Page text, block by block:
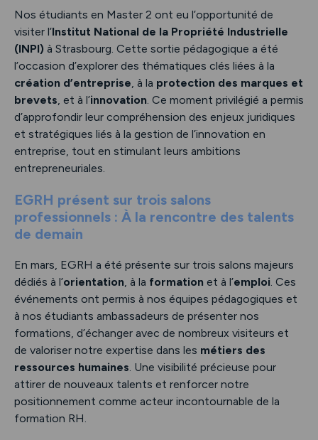
Nos étudiants en Master 2 ont eu l’opportunité de
visiter l’Institut National de la Propriété Industrielle
(INPI) à Strasbourg. Cette sortie pédagogique a été
l’occasion d’explorer des thématiques clés liées à la
création d’entreprise, à la protection des marques et
brevets, et à l’innovation. Ce moment privilégié a permis
d’approfondir leur compréhension des enjeux juridiques
et stratégiques liés à la gestion de l’innovation en
entreprise, tout en stimulant leurs ambitions
entrepreneuriales.
EGRH présent sur trois salons
professionnels : À la rencontre des talents
de demain
En mars, EGRH a été présente sur trois salons majeurs
dédiés à l’orientation, à la formation et à l’emploi. Ces
événements ont permis à nos équipes pédagogiques et
à nos étudiants ambassadeurs de présenter nos
formations, d’échanger avec de nombreux visiteurs et
de valoriser notre expertise dans les métiers des
ressources humaines. Une visibilité précieuse pour
attirer de nouveaux talents et renforcer notre
positionnement comme acteur incontournable de la
formation RH.